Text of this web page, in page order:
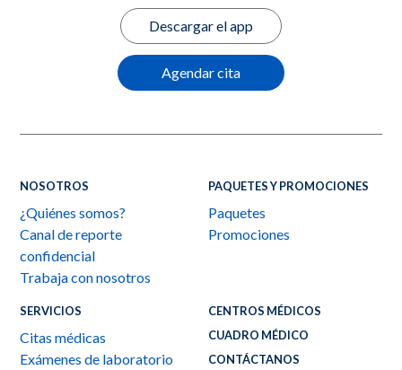
Descargar el app
Agendar cita
NOSOTROS
¿Quiénes somos?
Canal de reporte
confidencial
Trabaja con nosotros
SERVICIOS
Citas médicas
Exámenes de laboratorio
PAQUETES Y PROMOCIONES
Paquetes
Promociones
CENTROS MÉDICOS
CUADRO MÉDICO
CONTÁCTANOS